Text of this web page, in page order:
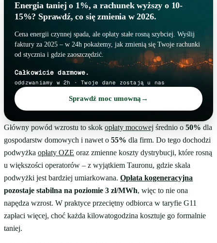
Energia taniej o 1%, a rachunek wyższy o 10-
15%? Sprawdź, co się zmienia w 2026.
Cena energii czynnej spada, ale opłaty stałe rosną szybciej. Wyślij
faktury za 2025 – w 24h pokażemy, jak zmienią się Twoje rachunki
od stycznia i gdzie zaoszczędzić.
Sprawdź moc umowną →
Całkowicie darmowe.
oddzwaniamy w 2h · Twoje dane zostają u nas
Główny powód wzrostu to skok opłaty mocowej średnio o 50% dla
gospodarstw domowych i nawet o 55% dla firm. Do tego dochodzi
podwyżka opłaty OZE oraz zmienne koszty dystrybucji, które rosną
u większości operatorów – z wyjątkiem Tauronu, gdzie skala
podwyżki jest bardziej umiarkowana. Opłata kogeneracyjna
pozostaje stabilna na poziomie 3 zł/MWh, więc to nie ona
napędza wzrost. W praktyce przeciętny odbiorca w taryfie G11
zapłaci więcej, choć każda kilowatogodzina kosztuje go formalnie
taniej.